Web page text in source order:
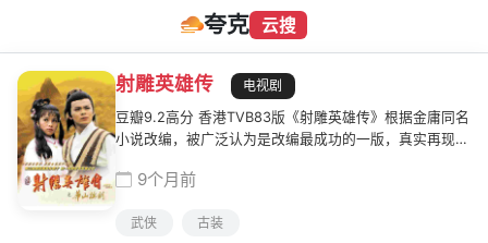
夸克 云搜
射雕英雄传
电视剧
豆瓣9.2高分 香港TVB83版《射雕英雄传》根据金庸同名
小说改编，被广泛认为是改编最成功的一版，真实再现了
9个月前
武侠 古装